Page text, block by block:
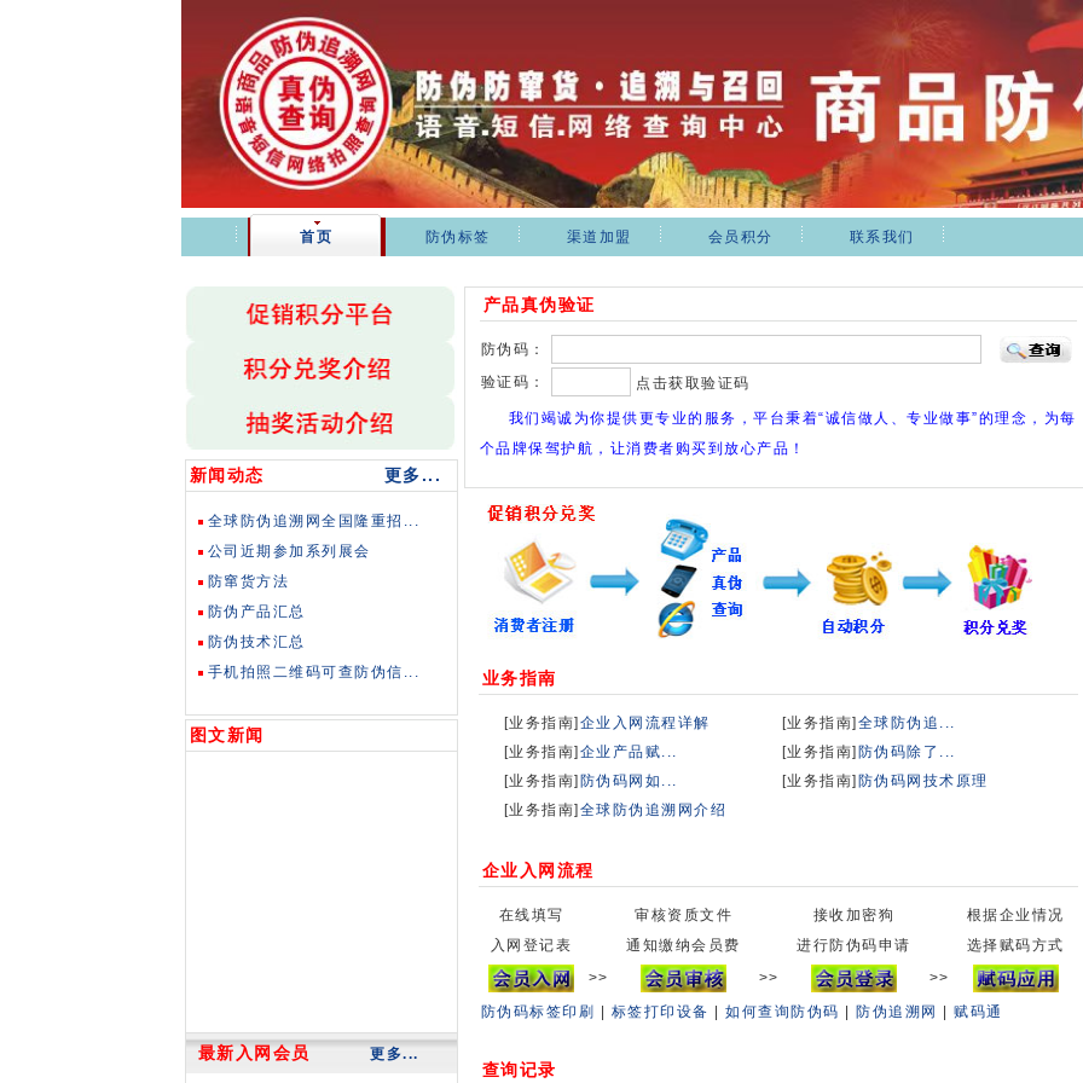
首页 防伪标签 渠道加盟 会员积分 联系我们
新闻动态 更多...
全球防伪追溯网全国隆重招...
公司近期参加系列展会
防窜货方法
防伪产品汇总
防伪技术汇总
手机拍照二维码可查防伪信...
图文新闻
最新入网会员 更多...
产品真伪验证
防伪码：
验证码：
点击获取验证码
我们竭诚为你提供更专业的服务，平台秉着“诚信做人、专业做事”的理念，为每
个品牌保驾护航，让消费者购买到放心产品！
业务指南
[业务指南] 企业入网流程详解 [业务指南] 全球防伪追...
[业务指南] 企业产品赋... [业务指南] 防伪码除了...
[业务指南] 防伪码网如... [业务指南] 防伪码网技术原理
[业务指南] 全球防伪追溯网介绍
企业入网流程
在线填写
入网登记表
审核资质文件
通知缴纳会员费
接收加密狗
进行防伪码申请
根据企业情况
选择赋码方式
>>
>>
>>
防伪码标签印刷
标签打印设备 如何查询防伪码 防伪追溯网 赋码通
查询记录